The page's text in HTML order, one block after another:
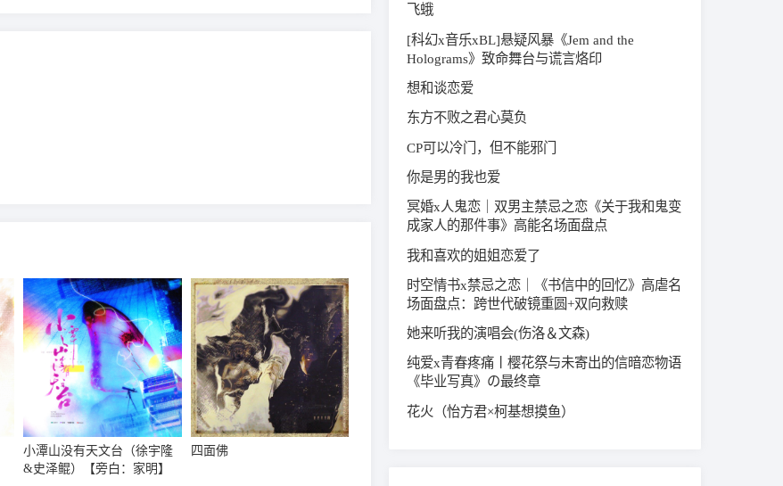
小潭山没有天文台（徐宇隆
&史泽鲲）【旁白：家明】
四面佛
飞蛾
[科幻x音乐xBL]悬疑风暴《Jem and the
Holograms》致命舞台与谎言烙印
想和谈恋爱
东方不败之君心莫负
CP可以冷门，但不能邪门
你是男的我也爱
冥婚x人鬼恋｜双男主禁忌之恋《关于我和鬼变
成家人的那件事》高能名场面盘点
我和喜欢的姐姐恋爱了
时空情书x禁忌之恋｜《书信中的回忆》高虐名
场面盘点：跨世代破镜重圆+双向救赎
她来听我的演唱会(伤洛＆文森)
纯爱x青春疼痛丨樱花祭与未寄出的信暗恋物语
《毕业写真》の最终章
花火（怡方君×柯基想摸鱼）